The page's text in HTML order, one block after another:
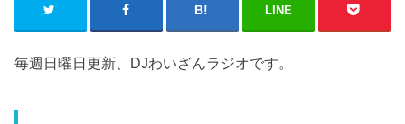
LINE
毎週日曜日更新、DJわいざんラジオです。